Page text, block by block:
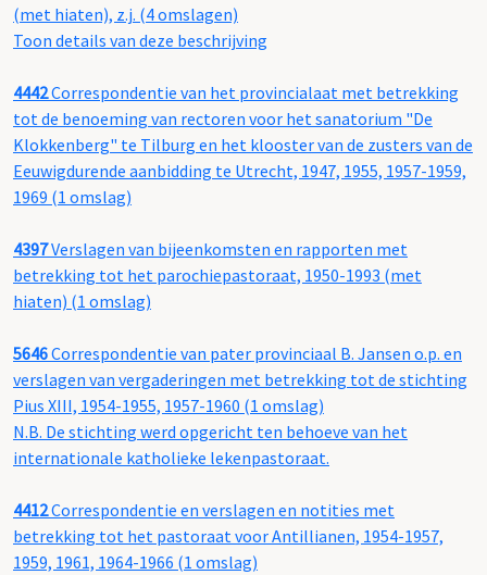
(met hiaten), z.j. (4 omslagen)
Toon details van deze beschrijving
4442Correspondentie van het provincialaat met betrekking
tot de benoeming van rectoren voor het sanatorium "De
Klokkenberg" te Tilburg en het klooster van de zusters van de
Eeuwigdurende aanbidding te Utrecht, 1947, 1955, 1957-1959,
1969 (1 omslag)
4397Verslagen van bijeenkomsten en rapporten met
betrekking tot het parochiepastoraat, 1950-1993 (met
hiaten) (1 omslag)
5646Correspondentie van pater provinciaal B. Jansen o.p. en
verslagen van vergaderingen met betrekking tot de stichting
Pius XIII, 1954-1955, 1957-1960 (1 omslag)
N.B. De stichting werd opgericht ten behoeve van het
internationale katholieke lekenpastoraat.
4412Correspondentie en verslagen en notities met
betrekking tot het pastoraat voor Antillianen, 1954-1957,
1959, 1961, 1964-1966 (1 omslag)